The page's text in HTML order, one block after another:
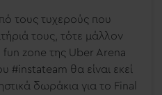
τους τυχερούς που
τους, τότε μάλλον
fun zone της Uber Arena
#instateam θα είναι εκεί
δωράκια για το Final